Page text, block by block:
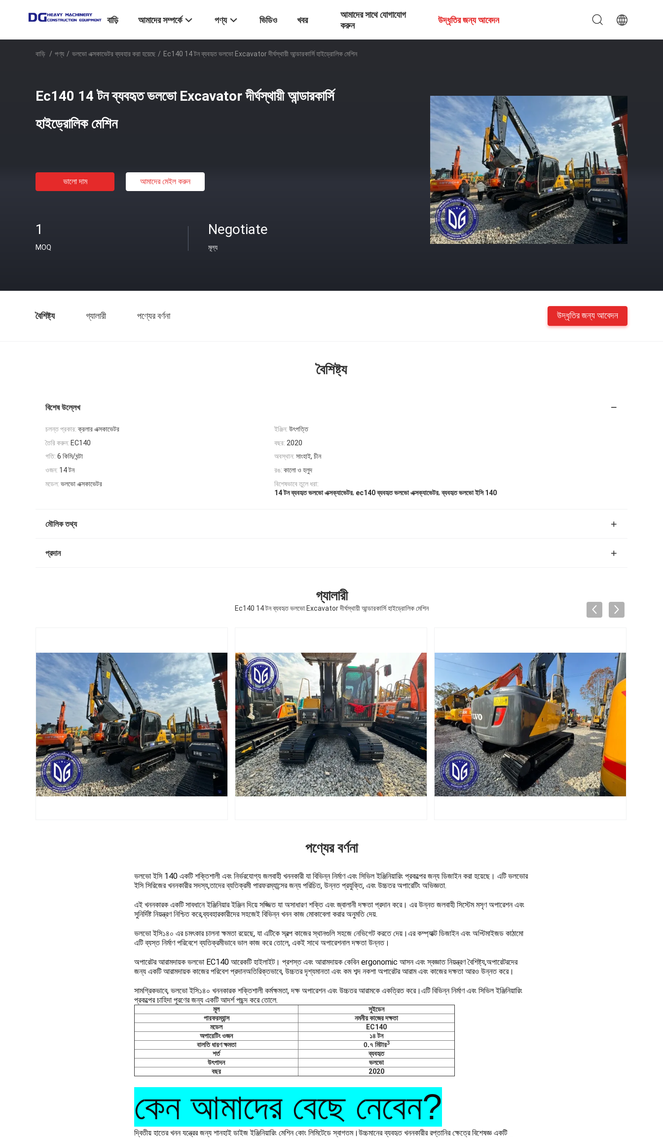
বাড়ি আমাদের সম্পর্কে পণ্য ভিডিও খবর
আমাদের সাথে যোগাযোগ
করুন
উদ্ধৃতির জন্য আবেদন
বাড়ি / পণ্য / ভলভো এক্সকাভেটর ব্যবহার করা হয়েছে / Ec140 14 টন ব্যবহৃত ভলভো Excavator দীর্ঘস্থায়ী আন্ডারকার্সি হাইড্রোলিক মেশিন
Ec140 14 টন ব্যবহৃত ভলভো Excavator দীর্ঘস্থায়ী আন্ডারকার্সি
হাইড্রোলিক মেশিন
ভালো দাম আমাদের মেইল ​​করুন
1
MOQ
Negotiate
মূল্য
বৈশিষ্ট্য গ্যালারী পণ্যের বর্ণনা উদ্ধৃতির জন্য আবেদন
বৈশিষ্ট্য
বিশেষ উল্লেখ
চলন্ত প্রকার: ক্রলার এক্সকাভেটর ইঞ্জিন: উৎপত্তি
তৈরি করুন: EC140 বছর: 2020
গতি: 6 কিমি/ঘন্টা অবস্থান: সাংহাই, চীন
ওজন: 14 টন রঙ: কালো ও হলুদ
মডেল: ভলভো এক্সকাভেটর
বিশেষভাবে তুলে ধরা:
14 টন ব্যবহৃত ভলভো এক্সক্যাভেটর, ec140 ব্যবহৃত ভলভো এক্সক্যাভেটর,ব্যবহৃত ভলভো ইসি 140
মৌলিক তথ্য
প্রদান
গ্যালারী
Ec140 14 টন ব্যবহৃত ভলভো Excavator দীর্ঘস্থায়ী আন্ডারকার্সি হাইড্রোলিক মেশিন
পণ্যের বর্ণনা
ভলভো ইসি 140 একটি শক্তিশালী এবং নির্ভরযোগ্য জলবাহী খননকারী যা বিভিন্ন নির্মাণ এবং সিভিল ইঞ্জিনিয়ারিং প্রকল্পের জন্য ডিজাইন করা হয়েছে। এটি ভলভোর
ইসি সিরিজের খননকারীর সদস্য,তাদের ব্যতিক্রমী পারফরম্যান্সের জন্য পরিচিত, উন্নত প্রযুক্তি, এবং উচ্চতর অপারেটিং অভিজ্ঞতা.
এই খননকারক একটি সাবধানে ইঞ্জিনিয়ার ইঞ্জিন দিয়ে সজ্জিত যা অসাধারণ শক্তি এবং জ্বালানী দক্ষতা প্রদান করে। এর উন্নত জলবাহী সিস্টেম মসৃণ অপারেশন এবং
সুনির্দিষ্ট নিয়ন্ত্রণ নিশ্চিত করে,ব্যবহারকারীদের সহজেই বিভিন্ন খনন কাজ মোকাবেলা করার অনুমতি দেয়.
ভলভো ইসি১৪০ এর চমৎকার চালনা ক্ষমতা রয়েছে, যা এটিকে স্বল্প কাজের স্থানগুলি সহজে নেভিগেট করতে দেয়।এর কম্প্যাক্ট ডিজাইন এবং অপ্টিমাইজড কাঠামো
এটি ব্যস্ত নির্মাণ পরিবেশে ব্যতিক্রমীভাবে ভাল কাজ করে তোলে, একই সাথে অপারেশনাল দক্ষতা উন্নত।
অপারেটর আরামদায়ক ভলভো EC140 আরেকটি হাইলাইট। প্রশস্ত এবং আরামদায়ক কেবিন ergonomic আসন এবং স্বজ্ঞাত নিয়ন্ত্রণ বৈশিষ্ট্য,অপারেটরদের
জন্য একটি আরামদায়ক কাজের পরিবেশ প্রদানঅতিরিক্তভাবে, উচ্চতর দৃশ্যমানতা এবং কম শব্দ নকশা অপারেটর আরাম এবং কাজের দক্ষতা আরও উন্নত করে।
সামগ্রিকভাবে, ভলভো ইসি১৪০ খননকারক শক্তিশালী কর্মক্ষমতা, দক্ষ অপারেশন এবং উচ্চতর আরামকে একত্রিত করে।এটি বিভিন্ন নির্মাণ এবং সিভিল ইঞ্জিনিয়ারিং
প্রকল্পের চাহিদা পূরণের জন্য একটি আদর্শ পছন্দ করে তোলে.
মূল
সুইডেন
পারফরম্যান্স
নমনীয় কাজের দক্ষতা
মডেল
EC140
অপারেটিং ওজন
১৪ টন
বালতি ধারণ ক্ষমতা
0.৭ মিটার3
শর্ত
ব্যবহৃত
উৎপাদন
ভলভো
বছর
2020
কেন আমাদের বেছে নেবেন?
দ্বিতীয় হাতের খনন যন্ত্রের জন্য শানহাই ডাইজ ইঞ্জিনিয়ারিং মেশিন কোং লিমিটেডে স্বাগতম।উচ্চমানের ব্যবহৃত খননকারীর রপ্তানির ক্ষেত্রে বিশেষজ্ঞ একটি